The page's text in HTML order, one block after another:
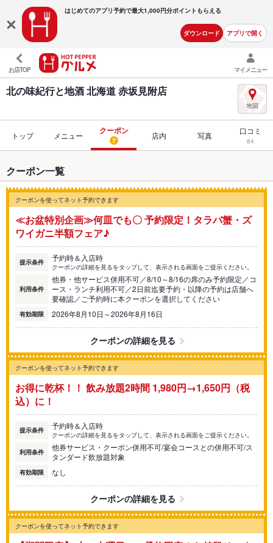
はじめてのアプリ予約で最大1,000円分ポイントもらえる
ダウンロード アプリで開く
お店TOP マイメニュー
北の味紀行と地酒 北海道 赤坂見附店
トップ メニュー クーポン
7 店内 写真 口コミ
84
クーポン一覧
クーポンを使ってネット予約できます
≪お盆特別企画≫何皿でも〇 予約限定！タラバ蟹・ズ
ワイガニ半額フェア♪
提示条件 予約時＆入店時
クーポンの詳細を見るをタップして、表示される画面をご提示ください。
利用条件
他券・他サービス併用不可／8/10～8/16の席のみ予約限定／コ
ース・ランチ利用不可／2日前迄要予約・以降の予約は店舗へ
要確認／ご予約時に本クーポンを選択してください
有効期限 2026年8月10日～2026年8月16日
クーポンの詳細を見る
クーポンを使ってネット予約できます
お得に乾杯！！ 飲み放題2時間 1,980円→1,650円（税
込）に！
提示条件 予約時＆入店時
クーポンの詳細を見るをタップして、表示される画面をご提示ください。
利用条件
他券サービス・クーポン併用不可/宴会コースとの併用不可/ス
タンダード飲放題対象
有効期限 なし
クーポンの詳細を見る
クーポンを使ってネット予約できます